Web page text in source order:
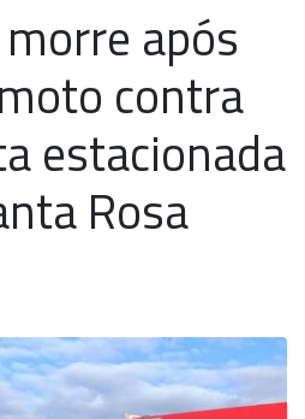
após
contra
estacionada
Rosa